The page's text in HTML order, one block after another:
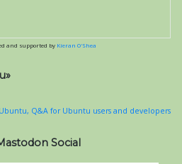
and supported by Kieran O'Shea
Social